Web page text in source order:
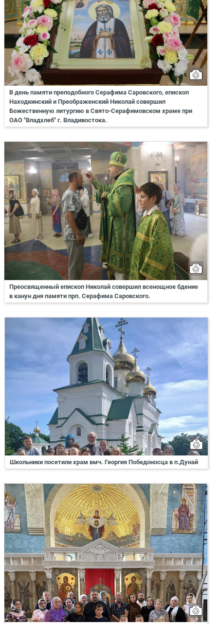
В день памяти преподобного Серафима Саровского, епископ
Находкинский и Преображенский Николай совершил
Божественную литургию в Свято-Серафимовском храме при
ОАО "Владхлеб" г. Владивостока.
Преосвященный епископ Николай совершил всенощное бдение
в канун дня памяти прп. Серафима Саровского.
Школьники посетили храм вмч. Георгия Победоносца в п.Дунай